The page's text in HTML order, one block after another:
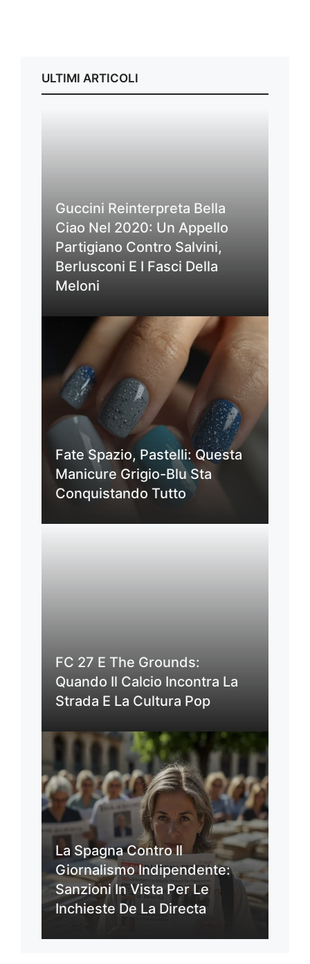
ULTIMI ARTICOLI
Guccini Reinterpreta Bella
Ciao Nel 2020: Un Appello
Partigiano Contro Salvini,
Berlusconi E I Fasci Della
Meloni
Fate Spazio, Pastelli: Questa
Manicure Grigio-Blu Sta
Conquistando Tutto
FC 27 E The Grounds:
Quando Il Calcio Incontra La
Strada E La Cultura Pop
La Spagna Contro Il
Giornalismo Indipendente:
Sanzioni In Vista Per Le
Inchieste De La Directa